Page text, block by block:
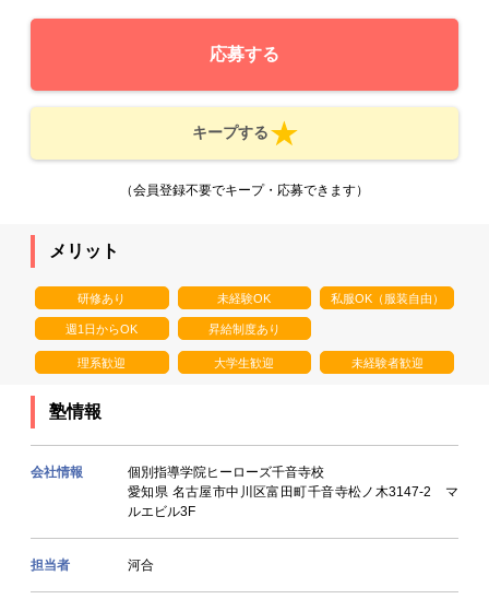
応募する
キープする
（会員登録不要でキープ・応募できます）
メリット
研修あり 未経験OK 私服OK（服装自由）
週1日からOK 昇給制度あり
理系歓迎 大学生歓迎 未経験者歓迎
塾情報
会社情報
個別指導学院ヒーローズ千音寺校
愛知県 名古屋市中川区富田町千音寺松ノ木3147-2 マ
ルエビル3F
担当者 河合